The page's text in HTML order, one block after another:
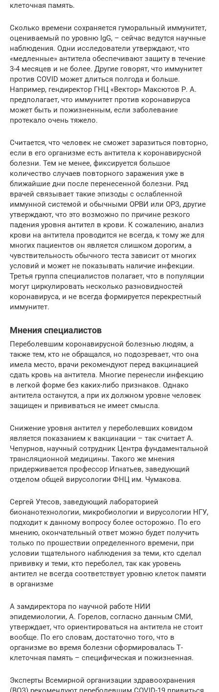
клеточная память.
Сколько времени сохраняется гуморальный иммунитет,
оцениваемый по уровню IgG, – сейчас ведутся научные
наблюдения. Одни исследователи утверждают, что
«медленные» антитела обеспечивают защиту в течение
3-4 месяцев и не более. Другие говорят, что иммунитет
против COVID может длиться полгода и больше.
Например, гендиректор ГНЦ «Вектор» Максютов Р. А.
предполагает, что иммунитет против коронавируса
может быть и пожизненным, если заболевание
протекало очень тяжело.
Считается, что человек не сможет заразиться повторно,
если в его организме есть антитела к коронавирусной
болезни. Тем не менее, фиксируется большое
количество случаев повторного заражения уже в
ближайшие дни после перенесенной болезни. Ряд
врачей связывает такие эпизоды с ослабленной
иммунной системой и обычными ОРВИ или ОРЗ, другие
утверждают, что это возможно по причине резкого
падения уровня антител в крови. К сожалению, анализ
крови на антитела проводится не всегда, к тому же для
многих пациентов он является слишком дорогим, а
чувствительность обычного теста зависит от многих
условий и может не показывать наличие инфекции.
Третья группа специалистов полагает, что в популяции
могут циркулировать несколько разновидностей
коронавируса, и не всегда формируется перекрестный
иммунитет.
Мнения специалистов
Переболевшим коронавирусной болезнью людям, а
также тем, кто не обращался, но подозревает, что она
имела место, врачи рекомендуют перед вакцинацией
сдать кровь на антитела. Многие перенесли инфекцию
в легкой форме без каких-либо признаков. Однако
антитела останутся, а при их должном уровне человек
защищен и прививаться не имеет смысла.
Снижение уровня антител у переболевших ковидом
является показанием к вакцинации – так считает А.
Чепурнов, научный сотрудник Центра фундаментальной
трансляционной медицины. Такого же мнения
придерживается профессор Игнатьев, заведующий
отделом общей вирусологии ФНЦ им. Чумакова.
Сергей Утесов, заведующий лабораторией
бионанотехнологии, микробиологии и вирусологии НГУ,
подходит к данному вопросу более осторожно. По его
мнению, окончательный ответ можно будет получить
только по прошествии определенного времени, при
условии тщательного наблюдения за теми, кто сделал
прививку и теми, кто переболел, так как уровень
антител не всегда соответствует уровню клеток памяти
в организме
А замдиректора по научной работе НИИ
эпидемиологии, А. Горелов, согласно данным СМИ,
утверждает, что ориентироваться на антитела не стоит
вообще. По его словам, достаточно того, что в
организме во время болезни сформировалась Т-
клеточная память – специфическая и пожизненная.
Эксперты Всемирной организации здравоохранения